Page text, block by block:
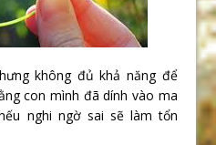
không đủ khả năng để
con mình đã dính vào ma
nghi ngờ sai sẽ làm tổn